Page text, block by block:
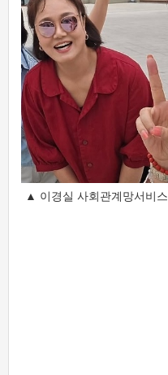
▲ 이경실 사회관계망서비스